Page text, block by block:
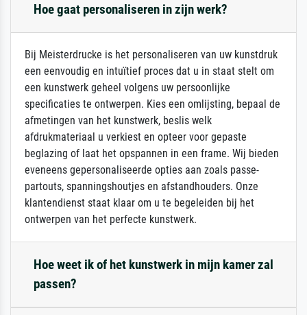
Hoe gaat personaliseren in zijn werk?
Bij Meisterdrucke is het personaliseren van uw kunstdruk
een eenvoudig en intuïtief proces dat u in staat stelt om
een kunstwerk geheel volgens uw persoonlijke
specificaties te ontwerpen. Kies een omlijsting, bepaal de
afmetingen van het kunstwerk, beslis welk
afdrukmateriaal u verkiest en opteer voor gepaste
beglazing of laat het opspannen in een frame. Wij bieden
eveneens gepersonaliseerde opties aan zoals passe-
partouts, spanningshoutjes en afstandhouders. Onze
klantendienst staat klaar om u te begeleiden bij het
ontwerpen van het perfecte kunstwerk.
Hoe weet ik of het kunstwerk in mijn kamer zal
passen?